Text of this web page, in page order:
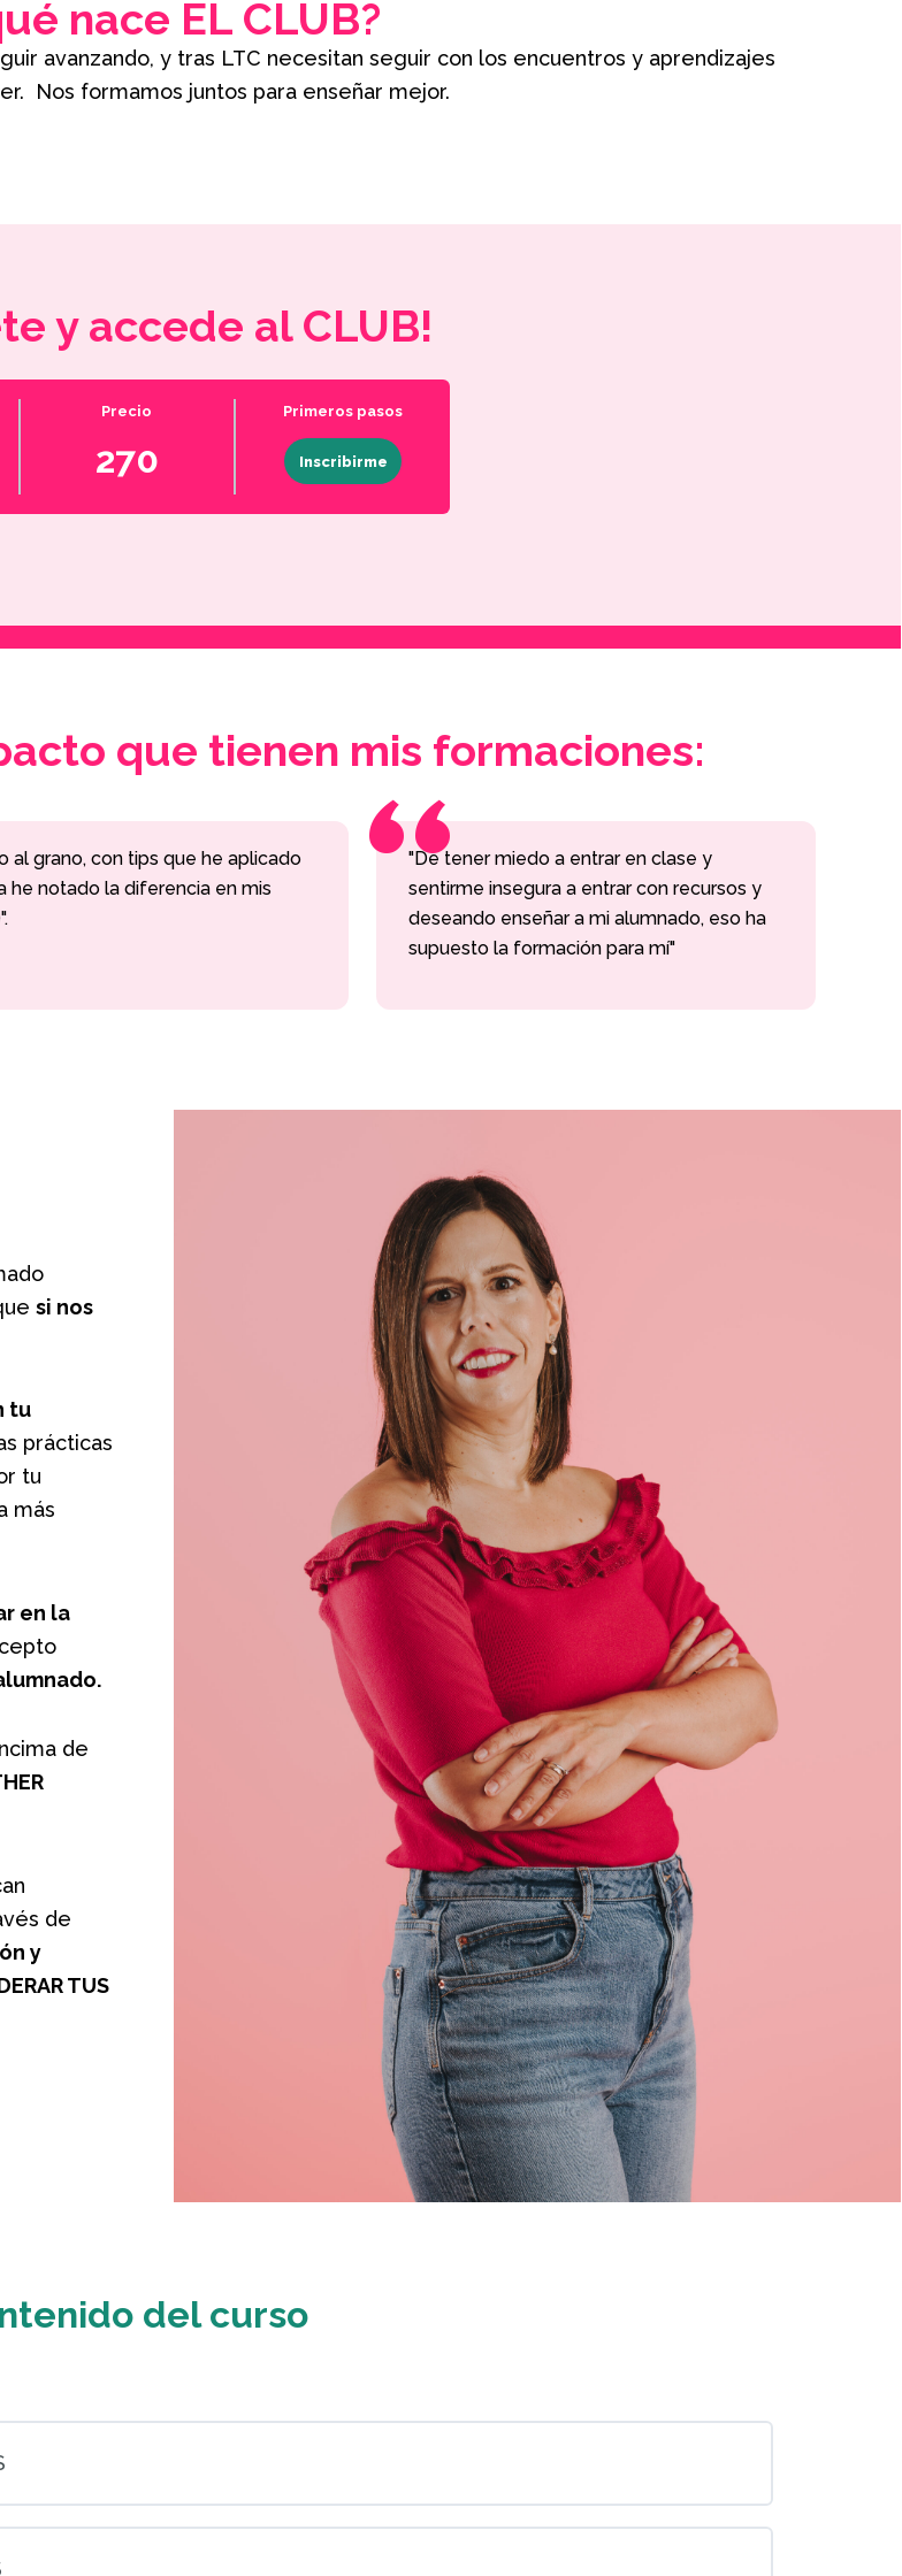
nace EL CLUB?
avanzando, y tras LTC necesitan seguir con los encuentros y aprendizajes
Nos formamos juntos para enseñar mejor.
y accede al CLUB!
Precio
270
Primeros pasos
Inscribirme
que tienen mis formaciones:
al grano, con tips que he aplicado
he notado la diferencia en mis
“"De tener miedo a entrar en clase y
sentirme insegura a entrar con recursos y
deseando enseñar a mi alumnado, eso ha
supuesto la formación para mí"
si nos
tu
prácticas
tu
más
en la
de
de
y
TUS
del curso